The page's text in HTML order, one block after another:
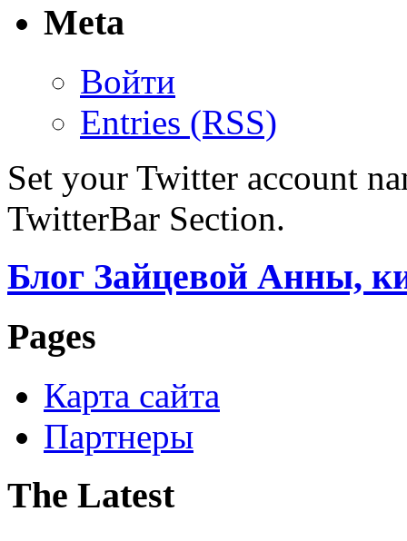
Meta
Войти
Entries (RSS)
Set your Twitter account
TwitterBar Section.
Блог Зайцевой Анны,
Pages
Карта сайта
Партнеры
The Latest